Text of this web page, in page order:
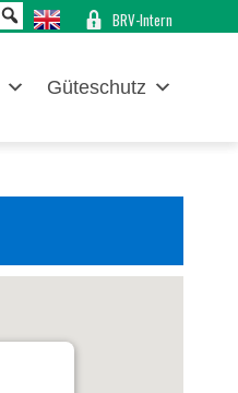
BRV-Intern
Güteschutz